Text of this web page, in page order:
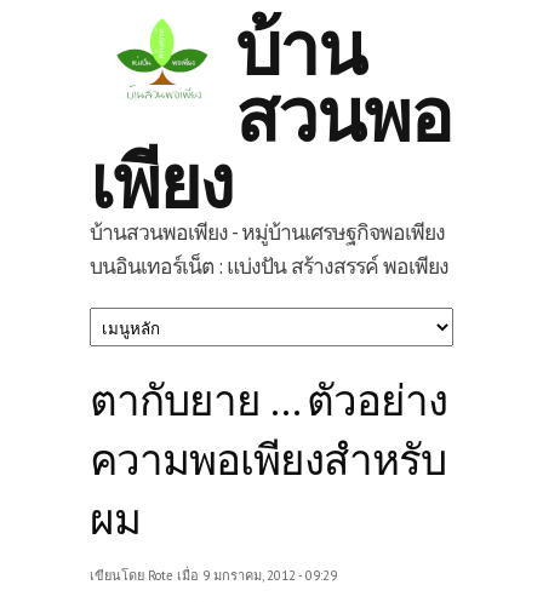
บ้าน
สวนพอ
เพียง
บ้านสวนพอเพียง - หมู่บ้านเศรษฐกิจพอเพียง
บนอินเทอร์เน็ต : แบ่งปัน สร้างสรรค์ พอเพียง
ตากับยาย ... ตัวอย่าง
ความพอเพียงสำหรับ
ผม
เขียนโดย Rote เมื่อ 9 มกราคม, 2012 - 09:29